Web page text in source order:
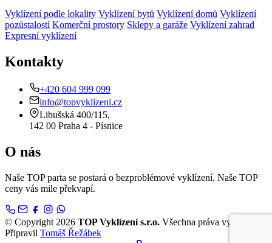
Vyklízení podle lokality Vyklízení bytů Vyklízení domů Vyklízení
pozůstalostí Komerční prostory Sklepy a garáže Vyklízení zahrad
Expresní vyklízení
Kontakty
+420 604 999 099
info@topvyklizeni.cz
Libušská 400/115,
142 00 Praha 4 - Písnice
O nás
Naše TOP parta se postará o bezproblémové vyklízení. Naše TOP
ceny vás mile překvapí.
© Copyright 2026 TOP Vyklízení s.r.o. Všechna práva vyhrazena.
Připravil Tomáš Řežábek